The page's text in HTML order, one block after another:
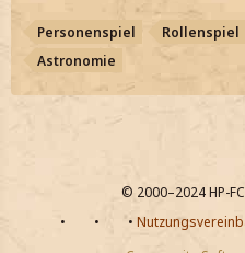
Personenspiel Rollenspiel
Astronomie
© 2000–2024 HP-
•
• •